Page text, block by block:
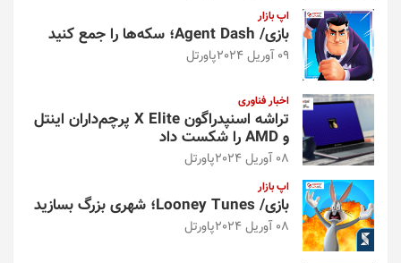
اپ بازار
بازی/ Agent Dash؛ سکه‌ها را جمع کنید
09 آوریل 2024 پاورتل
اخبار فناوری
تراشه اسنپدراگون X Elite پرچم‌داران اینتل
و AMD را شکست داد
08 آوریل 2024 پاورتل
اپ بازار
بازی/ Looney Tunes؛ شهری بزرگ بسازید
08 آوریل 2024 پاورتل